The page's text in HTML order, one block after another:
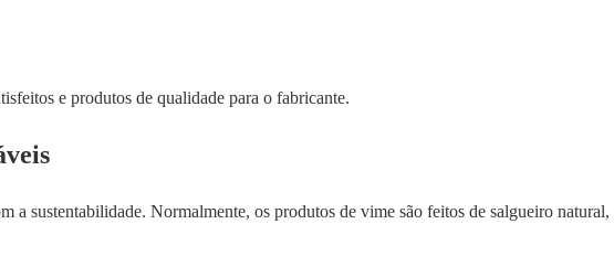
e produtos de qualidade para o fabricante.
a sustentabilidade. Normalmente, os produtos de vime são feitos de salgueiro